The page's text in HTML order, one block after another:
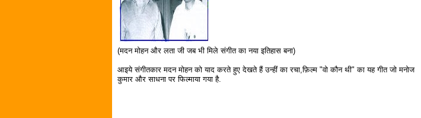
(मदन मोहन और लता जी जब भी मिले संगीत का नया इतिहास बना)
आइये संगीतकार मदन मोहन को याद करते हुए देखते हैं उन्हीं का रचा,फ़िल्म "वो कौन थी" का यह गीत जो मनोज
कुमार और साधना पर फिल्माया गया है.